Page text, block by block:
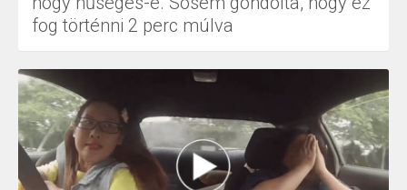
fog történni 2 perc múlva